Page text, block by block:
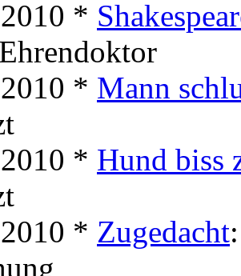
*
* Mann
* Hund biss
* Zugedacht